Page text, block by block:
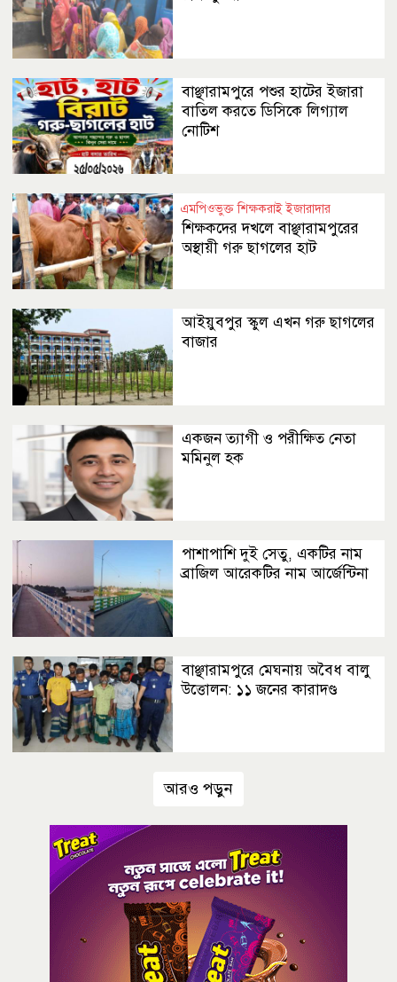
বাঞ্ছারামপুরে পশুর হাটের ইজারা
বাতিল করতে ডিসিকে লিগ্যাল
নোটিশ
এমপিওভুক্ত শিক্ষকরাই ইজারাদার
শিক্ষকদের দখলে বাঞ্ছারামপুরের
অস্থায়ী গরু ছাগলের হাট
আইয়ুবপুর স্কুল এখন গরু ছাগলের
বাজার
একজন ত্যাগী ও পরীক্ষিত নেতা
মমিনুল হক
পাশাপাশি দুই সেতু, একটির নাম
ব্রাজিল আরেকটির নাম আর্জেন্টিনা
বাঞ্ছারামপুরে মেঘনায় অবৈধ বালু
উত্তোলন: ১১ জনের কারাদণ্ড
আরও পড়ুন